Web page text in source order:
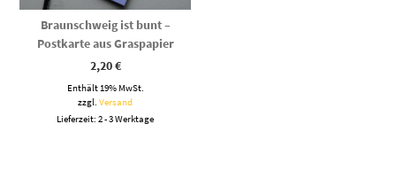
Braunschweig ist bunt –
Postkarte aus Graspapier
2,20€
Enthält 19% MwSt.
zzgl.Versand
Lieferzeit: 2 - 3 Werktage